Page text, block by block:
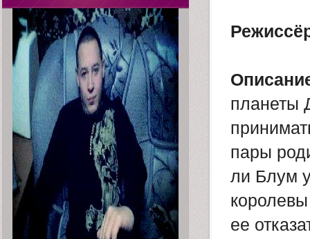
планеты
пары
ли Блум
ее